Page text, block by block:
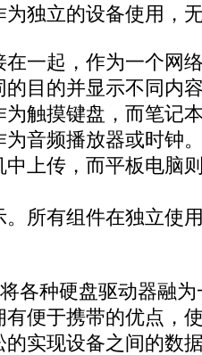
独立的设备使用，
一起，作为一个网
目的并显示不同内
触摸键盘，而笔记
音频播放器或时钟
上传，而平板电脑
所有组件在独立使
种硬盘驱动器融为
便于携带的优点，
实现设备之间的数